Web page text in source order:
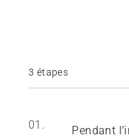
3 étapes
01.
Pendant